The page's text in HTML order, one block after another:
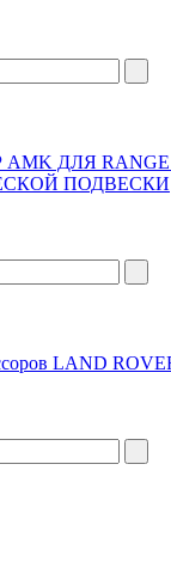
ДЛЯ RANGE
ПОДВЕСКИ
LAND